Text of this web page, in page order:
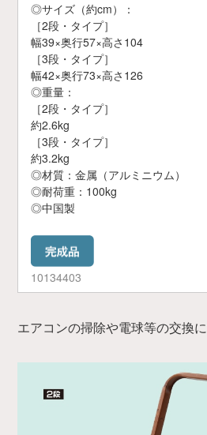
◎サイズ（約cm）：
［2段・タイプ］
幅39×奥行57×高さ104
［3段・タイプ］
幅42×奥行73×高さ126
◎重量：
［2段・タイプ］
約2.6kg
［3段・タイプ］
約3.2kg
◎材質：金属（アルミニウム）
◎耐荷重：100kg
◎中国製
10134403
エアコンの掃除や電球等の交換に